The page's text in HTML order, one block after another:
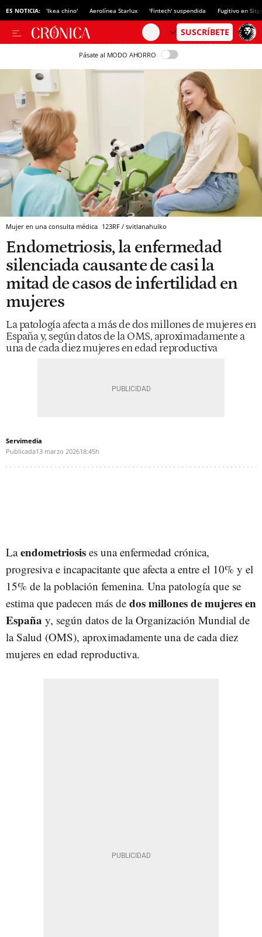
ES NOTICIA: 'Ikea chino' Aerolínea Starlux 'Fintech' suspendida Fugitivo en
Pásate al MODO AHORRO
Mujer en una consulta médica 123RF / svitlanahulko
Endometriosis, la enfermedad
silenciada causante de casi la
mitad de casos de infertilidad en
mujeres
La patología afecta a más de dos millones de mujeres en
España y, según datos de la OMS, aproximadamente a
una de cada diez mujeres en edad reproductiva
Servimedia
Publicada13 marzo 202618:45h
Laendometriosis es una enfermedad crónica,
progresiva e incapacitante que afecta a entre el 10% y el
15% de la población femenina. Una patología que se
estima que padecen más de dos millones de mujeres en
España y, según datos de la Organización Mundial de
la Salud (OMS), aproximadamente una de cada diez
mujeres en edad reproductiva.